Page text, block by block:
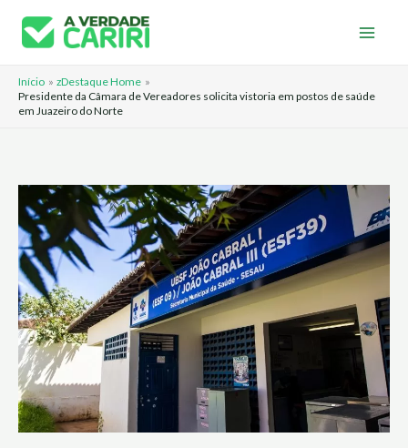
para
conteúdo
Início
zDestaque Home
Presidente da Câmara de Vereadores solicita vistoria em postos de saúde
em Juazeiro do Norte